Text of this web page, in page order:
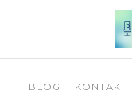
BLOG KONTAKT